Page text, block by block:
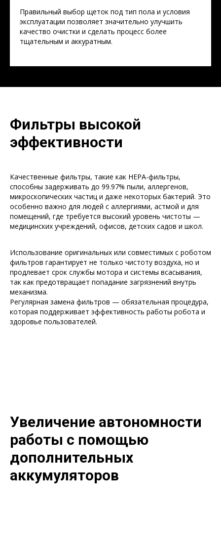
Правильный выбор щеток под тип пола и условия
эксплуатации позволяет значительно улучшить
качество очистки и сделать процесс более
тщательным и аккуратным.
Фильтры высокой
эффективности
Качественные фильтры, такие как HEPA-фильтры,
способны задерживать до 99.97% пыли, аллергенов,
микроскопических частиц и даже некоторых бактерий. Это
особенно важно для людей с аллергиями, астмой и для
помещений, где требуется высокий уровень чистоты —
медицинских учреждений, офисов, детских садов и школ.
Использование оригинальных или совместимых с роботом
фильтров гарантирует не только чистоту воздуха, но и
продлевает срок службы мотора и системы всасывания,
так как предотвращает попадание загрязнений внутрь
механизма.
Регулярная замена фильтров — обязательная процедура,
которая поддерживает эффективность работы робота и
здоровье пользователей.
Увеличение автономности
работы с помощью
дополнительных
аккумуляторов